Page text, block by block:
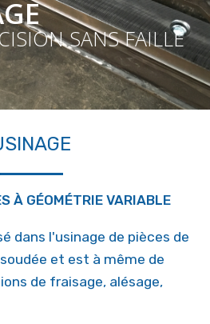
À GÉOMÉTRIE VARIABLE
dans l'usinage de pièces de
et est à même de
de fraisage, alésage,